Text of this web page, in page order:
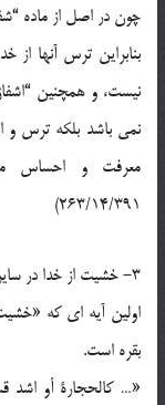
چون در اصل از ماده
بنابراین ترس آنها
نیست، و همچنین
نمی باشد بلکه ترس و
263/14/391)
3- خشیت از خدا در سایر موجودات
بقره است.
«… کالحجارة أو اشد